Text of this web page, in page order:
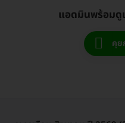
แอดมินพร้อม
คุย